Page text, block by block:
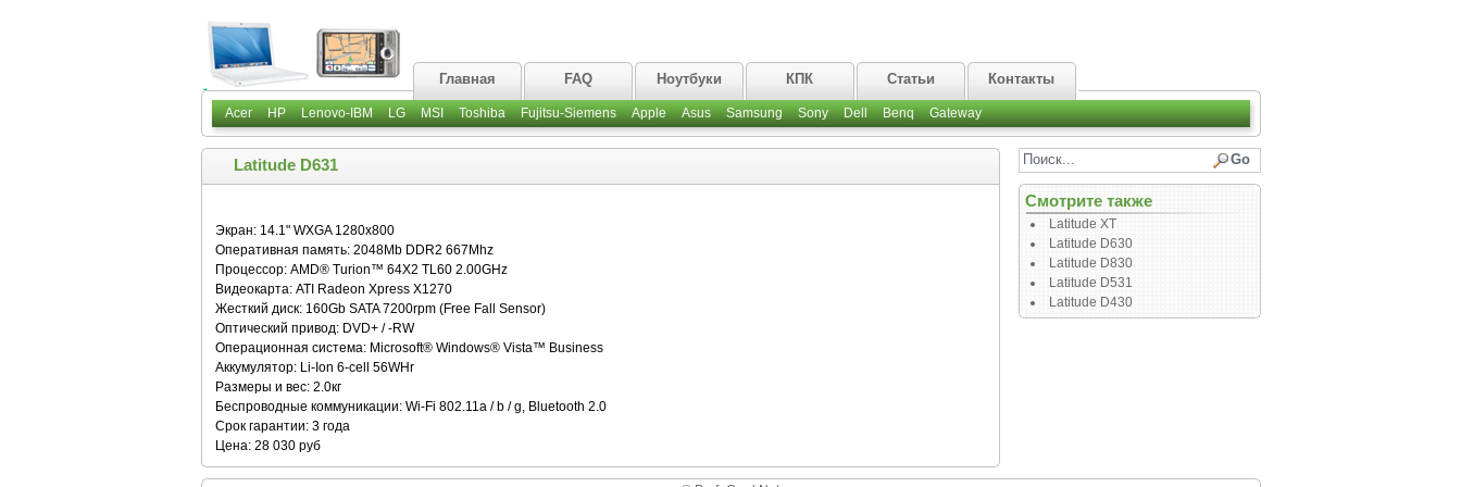
Главная FAQ Ноутбуки КПК Статьи Контакты
Acer HP Lenovo-IBM LG MSI Toshiba Fujitsu-Siemens Apple Asus Samsung Sony Dell Benq Gateway
Latitude D631
Экран: 14.1" WXGA 1280x800
Оперативная память: 2048Mb DDR2 667Mhz
Процессор: AMD® Turion™ 64X2 TL60 2.00GHz
Видеокарта: ATI Radeon Xpress X1270
Жесткий диск: 160Gb SATA 7200rpm (Free Fall Sensor)
Оптический привод: DVD+ / -RW
Операционная система: Microsoft® Windows® Vista™ Business
Аккумулятор: Li-Ion 6-cell 56WHr
Размеры и вес: 2.0кг
Беспроводные коммуникации: Wi-Fi 802.11a / b / g, Bluetooth 2.0
Срок гарантии: 3 года
Цена: 28 030 руб
Смотрите также
Latitude XT
Latitude D630
Latitude D830
Latitude D531
Latitude D430